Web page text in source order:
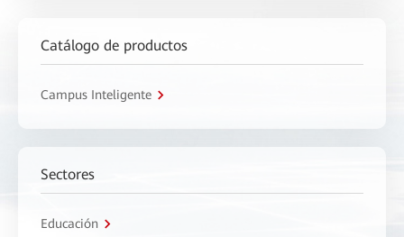
Catálogo de productos
Campus Inteligente
Sectores
Educación